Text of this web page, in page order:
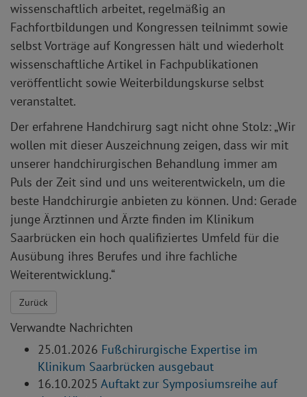
wissenschaftlich arbeitet, regelmäßig an
Fachfortbildungen und Kongressen teilnimmt sowie
selbst Vorträge auf Kongressen hält und wiederholt
wissenschaftliche Artikel in Fachpublikationen
veröffentlicht sowie Weiterbildungskurse selbst
veranstaltet.
Der erfahrene Handchirurg sagt nicht ohne Stolz: „Wir
wollen mit dieser Auszeichnung zeigen, dass wir mit
unserer handchirurgischen Behandlung immer am
Puls der Zeit sind und uns weiterentwickeln, um die
beste Handchirurgie anbieten zu können. Und: Gerade
junge Ärztinnen und Ärzte finden im Klinikum
Saarbrücken ein hoch qualifiziertes Umfeld für die
Ausübung ihres Berufes und ihre fachliche
Weiterentwicklung.“
Zurück
Verwandte Nachrichten
25.01.2026 Fußchirurgische Expertise im
Klinikum Saarbrücken ausgebaut
16.10.2025 Auftakt zur Symposiumsreihe auf